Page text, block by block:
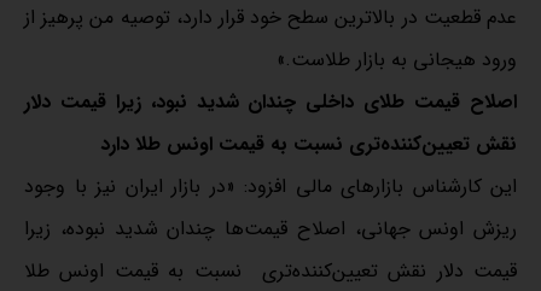
عدم قطعیت در بالاترین سطح خود قرار دارد، توصیه من پرهیز از
ورود هیجانی به بازار طلاست.»
اصلاح قیمت طلای داخلی چندان شدید نبود، زیرا قیمت دلار
نقش تعیین‌کننده‌‌تری نسبت به قیمت اونس طلا دارد
این کارشناس بازارهای مالی افزود: «در بازار ایران نیز با وجود
ریزش اونس جهانی، اصلاح قیمت‌ها چندان شدید نبوده، زیرا
قیمت دلار نقش تعیین‌کننده‌‌تری نسبت به قیمت اونس طلا